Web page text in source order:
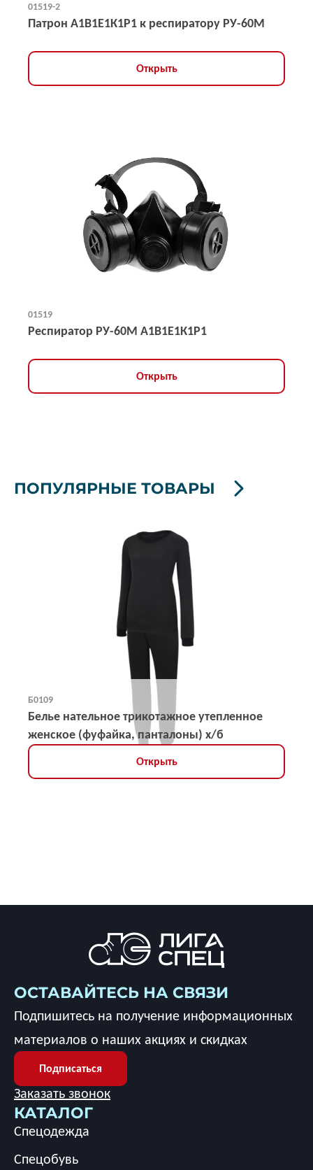
01519-2
Патрон А1В1Е1К1Р1 к респиратору РУ-60М
Открыть
01519
Респиратор РУ-60М А1В1Е1К1Р1
Открыть
ПОПУЛЯРНЫЕ ТОВАРЫ
Б0109
Белье нательное трикотажное утепленное
женское (фуфайка, панталоны) х/б
Открыть
КАТАЛОГ
Спецодежда
Спецобувь
ОСТАВАЙТЕСЬ НА СВЯЗИ
Подпишитесь на получение информационных
материалов о наших акциях и скидках
Подписаться
Заказать звонок